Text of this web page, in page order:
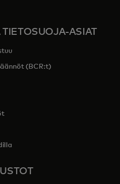
tab
TIETOSUOJA-ASIAT
(BCR:t)
tab